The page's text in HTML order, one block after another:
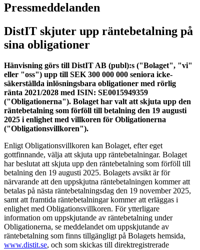
Pressmeddelanden
DistIT skjuter upp räntebetalning på
sina obligationer
Hänvisning görs till DistIT AB (publ):s ("Bolaget", "vi"
eller "oss") upp till SEK 300 000 000 seniora icke-
säkerställda inlösningsbara obligationer med rörlig
ränta 2021/2028 med ISIN: SE0015949359
("Obligationerna"). Bolaget har valt att skjuta upp den
räntebetalning som förföll till betalning den 19 augusti
2025 i enlighet med villkoren för Obligationerna
("Obligationsvillkoren").
Enligt Obligationsvillkoren kan Bolaget, efter eget
gottfinnande, välja att skjuta upp räntebetalningar. Bolaget
har beslutat att skjuta upp den räntebetalning som förföll till
betalning den 19 augusti 2025. Bolagets avsikt är för
närvarande att den uppskjutna räntebetalningen kommer att
betalas på nästa räntebetalningsdag den 19 november 2025,
samt att framtida räntebetalningar kommer att erläggas i
enlighet med Obligationsvillkoren. För ytterligare
information om uppskjutande av räntebetalning under
Obligationerna, se meddelandet om uppskjutande av
räntebetalning som finns tillgängligt på Bolagets hemsida,
www.distit.se, och som skickas till direktregistrerade